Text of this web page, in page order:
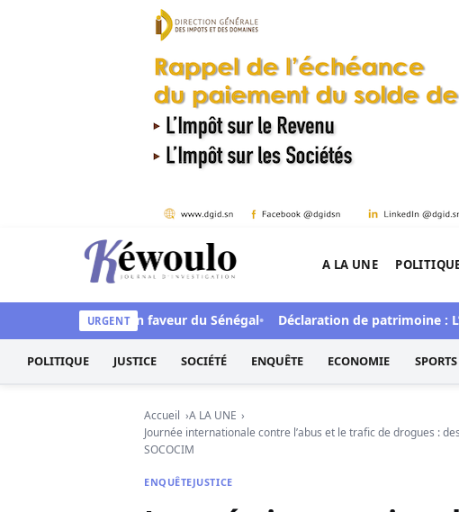
Aller au contenu
Kéwoulo, le premier site d'information et
A LA UNE
URGENT
de FCFA en faveur du Sénégal Déclaration de patrimoine : L’Osidea
POLITIQUE JUSTICE SOCIÉTÉ ENQUÊTE ECONOMIE SPORTS
Accueil
A LA UNE
Journée internationale contre l’abus et le trafic de drogues :
SOCOCIM
ENQUÊTEJUSTICE